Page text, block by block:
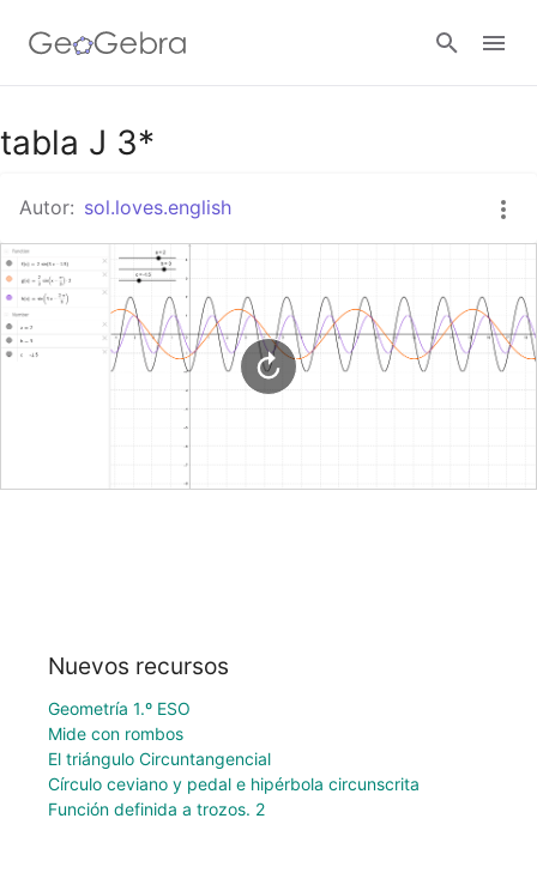
Google Classroom
GeoGebra Classroom
Abrir sesión
tabla J 3*
Autor: sol.loves.english
Nuevos recursos
Geometría 1.º ESO
Mide con rombos
El triángulo Circuntangencial
Círculo ceviano y pedal e hipérbola circunscrita
Función definida a trozos. 2